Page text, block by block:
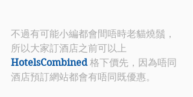
不過有可能小編都會間唔時老貓燒鬚，
所以大家訂酒店之前可以上
HotelsCombined 格下價先，因為唔同
酒店預訂網站都會有唔同既優惠。